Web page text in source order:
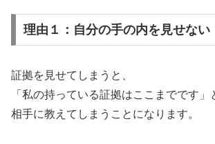
理由１：自分の手の内を見せない
証拠を見せてしまうと、
「私の持っている証拠はここまでです」
相手に教えてしまうことになります。